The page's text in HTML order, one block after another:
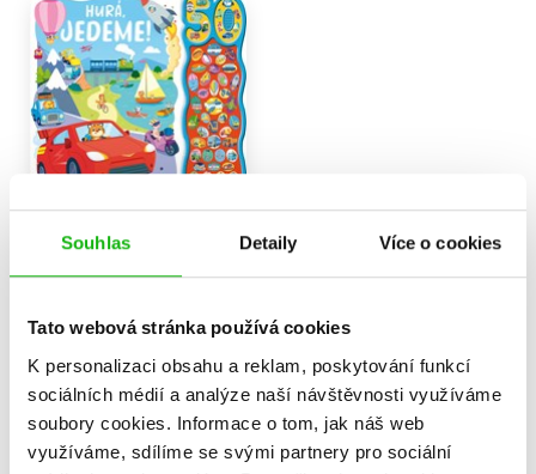
Souhlas Detaily Více o cookies
Tato webová stránka používá cookies
K personalizaci obsahu a reklam, poskytování funkcí
sociálních médií a analýze naší návštěvnosti využíváme
soubory cookies. Informace o tom, jak náš web
využíváme, sdílíme se svými partnery pro sociální
Hurá, jedeme! - Zvuková
knížka